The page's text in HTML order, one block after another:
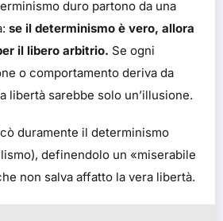
duro partono da una
se il determinismo è vero, allora
il libero arbitrio. Se ogni
o comportamento deriva da
libertà sarebbe solo un’illusione.
duramente il determinismo
definendolo un «miserabile
non salva affatto la vera libertà.